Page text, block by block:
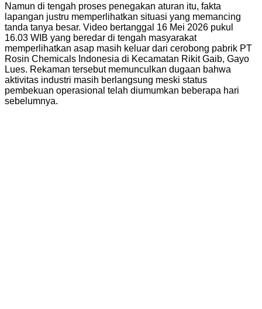
Namun di tengah proses penegakan aturan itu, fakta
lapangan justru memperlihatkan situasi yang memancing
tanda tanya besar. Video bertanggal 16 Mei 2026 pukul
16.03 WIB yang beredar di tengah masyarakat
memperlihatkan asap masih keluar dari cerobong pabrik PT
Rosin Chemicals Indonesia di Kecamatan Rikit Gaib, Gayo
Lues. Rekaman tersebut memunculkan dugaan bahwa
aktivitas industri masih berlangsung meski status
pembekuan operasional telah diumumkan beberapa hari
sebelumnya.